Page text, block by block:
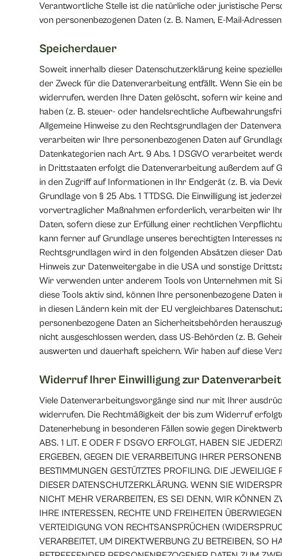
Verantwortliche Stelle ist die natürliche oder juristische
von personenbezogenen Daten (z. B. Namen, E-Mail-
Speicherdauer
Soweit innerhalb dieser Datenschutzerklärung keine
der Zweck für die Datenverarbeitung entfällt. Wenn Sie ein
widerrufen, werden Ihre Daten gelöscht, sofern wir keine
haben (z. B. steuer- oder handelsrechtliche
Allgemeine Hinweise zu den Rechtsgrundlagen der
verarbeiten wir Ihre personenbezogenen Daten auf
Datenkategorien nach Art. 9 Abs. 1 DSGVO verarbeitet
in Drittstaaten erfolgt die Datenverarbeitung außerdem auf
in den Zugriff auf Informationen in Ihr Endgerät (z. B. via
Grundlage von § 25 Abs. 1 TTDSG. Die Einwilligung ist
vorvertraglicher Maßnahmen erforderlich, verarbeiten wir
Daten, sofern diese zur Erfüllung einer rechtlichen
kann ferner auf Grundlage unseres berechtigten Interesses
Rechtsgrundlagen wird in den folgenden Absätzen dieser
Hinweis zur Datenweitergabe in die USA und sonstige
Wir verwenden unter anderem Tools von Unternehmen mit
diese Tools aktiv sind, können Ihre personenbezogene
in diesen Ländern kein mit der EU vergleichbares
personenbezogene Daten an Sicherheitsbehörden
nicht ausgeschlossen werden, dass US-Behörden (z. B.
auswerten und dauerhaft speichern. Wir haben auf diese
Widerruf Ihrer Einwilligung zur
Viele Datenverarbeitungsvorgänge sind nur mit Ihrer
widerrufen. Die Rechtmäßigkeit der bis zum Widerruf
Datenerhebung in besonderen Fällen sowie gegen
ABS. 1 LIT. E ODER F DSGVO ERFOLGT, HABEN SIE
ERGEBEN, GEGEN DIE VERARBEITUNG IHRER
BESTIMMUNGEN GESTÜTZTES PROFILING. DIE
DIESER DATENSCHUTZERKLÄRUNG. WENN SIE
NICHT MEHR VERARBEITEN, ES SEI DENN, WIR KÖNNEN
IHRE INTERESSEN, RECHTE UND FREIHEITEN
VERTEIDIGUNG VON RECHTSANSPRÜCHEN
VERARBEITET, UM DIREKTWERBUNG ZU BETREIBEN, SO